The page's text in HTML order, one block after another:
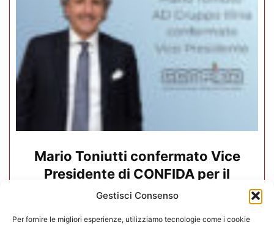
Gestisci Consenso
Per fornire le migliori esperienze, utilizziamo tecnologie come i cookie
Mario Toniutti confermato Vice
Presidente di CONFIDA per il
quadriennio 2026-2030
15/07/2026